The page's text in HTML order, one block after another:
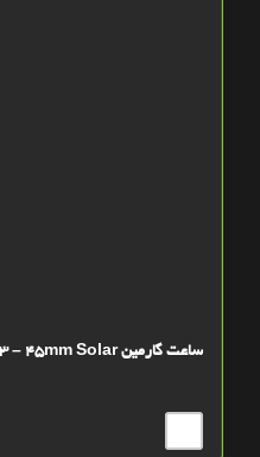
ساعت گارمین Instinct 3 – 45mm Solar